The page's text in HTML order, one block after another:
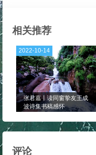
相关推荐
张君嘉丨读同窗挚友王成
波诗集书稿感怀
2022-10-14
评论